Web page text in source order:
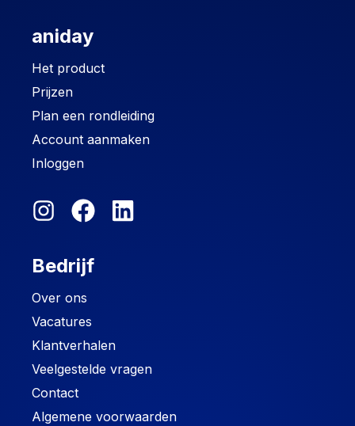
aniday
Het product
Prijzen
Plan een rondleiding
Account aanmaken
Inloggen
Bedrijf
Over ons
Vacatures
Klantverhalen
Veelgestelde vragen
Contact
Algemene voorwaarden